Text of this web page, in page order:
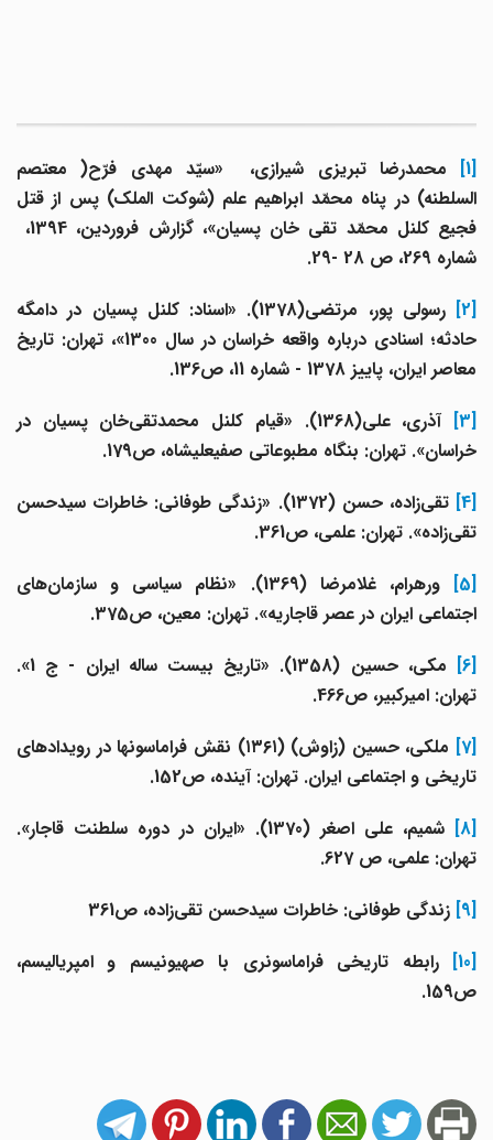
محمدرضا تبریزی شیرازی، «سیّد مهدی فرّح( معتصم
السلطنه) در پناه محمّد ابراهیم علم (شوکت الملک) پس از قتل
فجیع کلنل محمّد تقی خان پسیان»، گزارش فروردین، 1394،
شماره 269، ص 28 -29.
رسولی پور، مرتضی(1378). «اسناد: کلنل پسیان در دامگه
حادثه؛ اسنادی درباره واقعه خراسان در سال 1300»، تهران: تاریخ
معاصر ایران، پاییز 1378 - شماره 11، ص136.
آذری، علی(1368). «قیام کلنل محمدتقی‌خان پسیان در
خراسان». تهران: بنگاه مطبوعاتی صفیعلیشاه، ص179.
تقی‌‌زاده، حسن (1372). «زندگی طوفانی: خاطرات سیدحسن
تقی‌زاده». تهران: علمی، ص361.
ورهرام، غلامرضا (1369). «نظام سیاسی و سازمان‌های
اجتماعی ایران در عصر قاجاریه». تهران: معین، ص375.
مکی، حسین (1358). «تاریخ بیست‌ ساله ایران - ج 1».
تهران: امیرکبیر، ص466.
ملکی، حسین (زاوش) ‌(۱۳۶۱) نقش فراماسونها در رویدادهای
تاریخی و اجتماعی ایران. تهران:‌ آینده، ص152.
شمیم، علی اصغر (1370). «ایران در دوره سلطنت قاجار».
تهران: علمی، ص 627.
زندگی طوفانی: خاطرات سیدحسن تقی‌زاده، ص361
رابطه تاریخی فراماسونری با صهیونیسم و امپریالیسم،
ص159.